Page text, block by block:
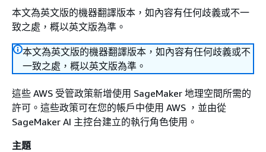
本文為英文版的機器翻譯版本，如內容有任何歧義或不一
致之處，概以英文版為準。
本文為英文版的機器翻譯版本，如內容有任何歧義或不
一致之處，概以英文版為準。
這些 AWS 受管政策新增使用 SageMaker 地理空間所需的
許可。這些政策可在您的帳戶中使用 AWS ，並由從
SageMaker AI 主控台建立的執行角色使用。
主題